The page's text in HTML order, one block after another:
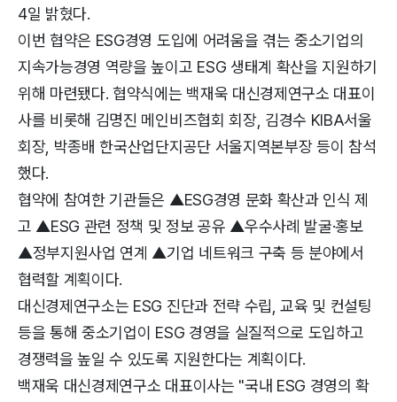
4일 밝혔다.
이번 협약은 ESG경영 도입에 어려움을 겪는 중소기업의
지속가능경영 역량을 높이고 ESG 생태계 확산을 지원하기
위해 마련됐다. 협약식에는 백재욱 대신경제연구소 대표이
사를 비롯해 김명진 메인비즈협회 회장, 김경수 KIBA서울
회장, 박종배 한국산업단지공단 서울지역본부장 등이 참석
했다.
협약에 참여한 기관들은 ▲ESG경영 문화 확산과 인식 제
고 ▲ESG 관련 정책 및 정보 공유 ▲우수사례 발굴·홍보
▲정부지원사업 연계 ▲기업 네트워크 구축 등 분야에서
협력할 계획이다.
대신경제연구소는 ESG 진단과 전략 수립, 교육 및 컨설팅
등을 통해 중소기업이 ESG 경영을 실질적으로 도입하고
경쟁력을 높일 수 있도록 지원한다는 계획이다.
백재욱 대신경제연구소 대표이사는 "국내 ESG 경영의 확